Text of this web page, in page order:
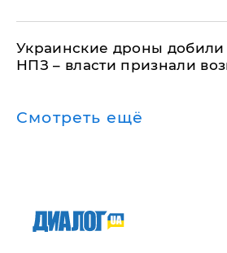
Украинские дроны
НПЗ – власти признали
Смотреть ещё